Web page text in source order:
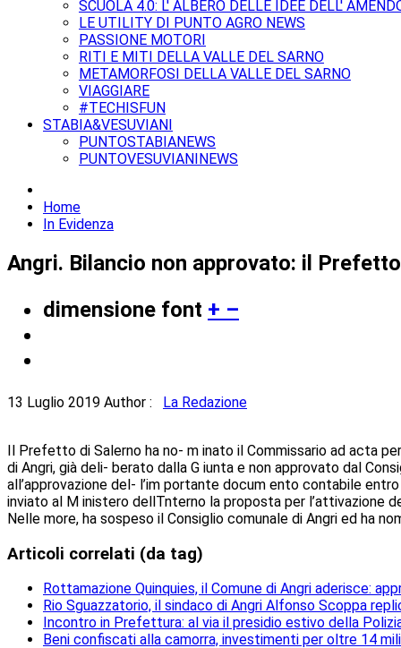
SCUOLA 4.0: L' ALBERO DELLE IDEE DELL'
LE UTILITY DI PUNTO AGRO NEWS
PASSIONE MOTORI
RITI E MITI DELLA VALLE DEL SARNO
METAMORFOSI DELLA VALLE DEL SARNO
VIAGGIARE
#TECHISFUN
STABIA&VESUVIANI
PUNTOSTABIANEWS
PUNTOVESUVIANINEWS
Home
In Evidenza
Angri. Bilancio non approvato: il
dimensione font + –
13 Luglio 2019 Author : La Redazione
Il Prefetto di Salerno ha no- m inato il Commissario ad acta
di Angri, già deli- berato dalla G iunta e non approvato dal
all’approvazione del- l’im portante docum ento contabile
inviato al M inistero dellTnterno la proposta per l’attivazione
Nelle more, ha sospeso il Consiglio comunale di Angri ed ha
Articoli correlati (da tag)
Rottamazione Quinquies, il Comune di Angri aderisce:
Rio Sguazzatorio, il sindaco di Angri Alfonso Scoppa
Incontro in Prefettura: al via il presidio estivo della
Beni confiscati alla camorra, investimenti per oltre 14